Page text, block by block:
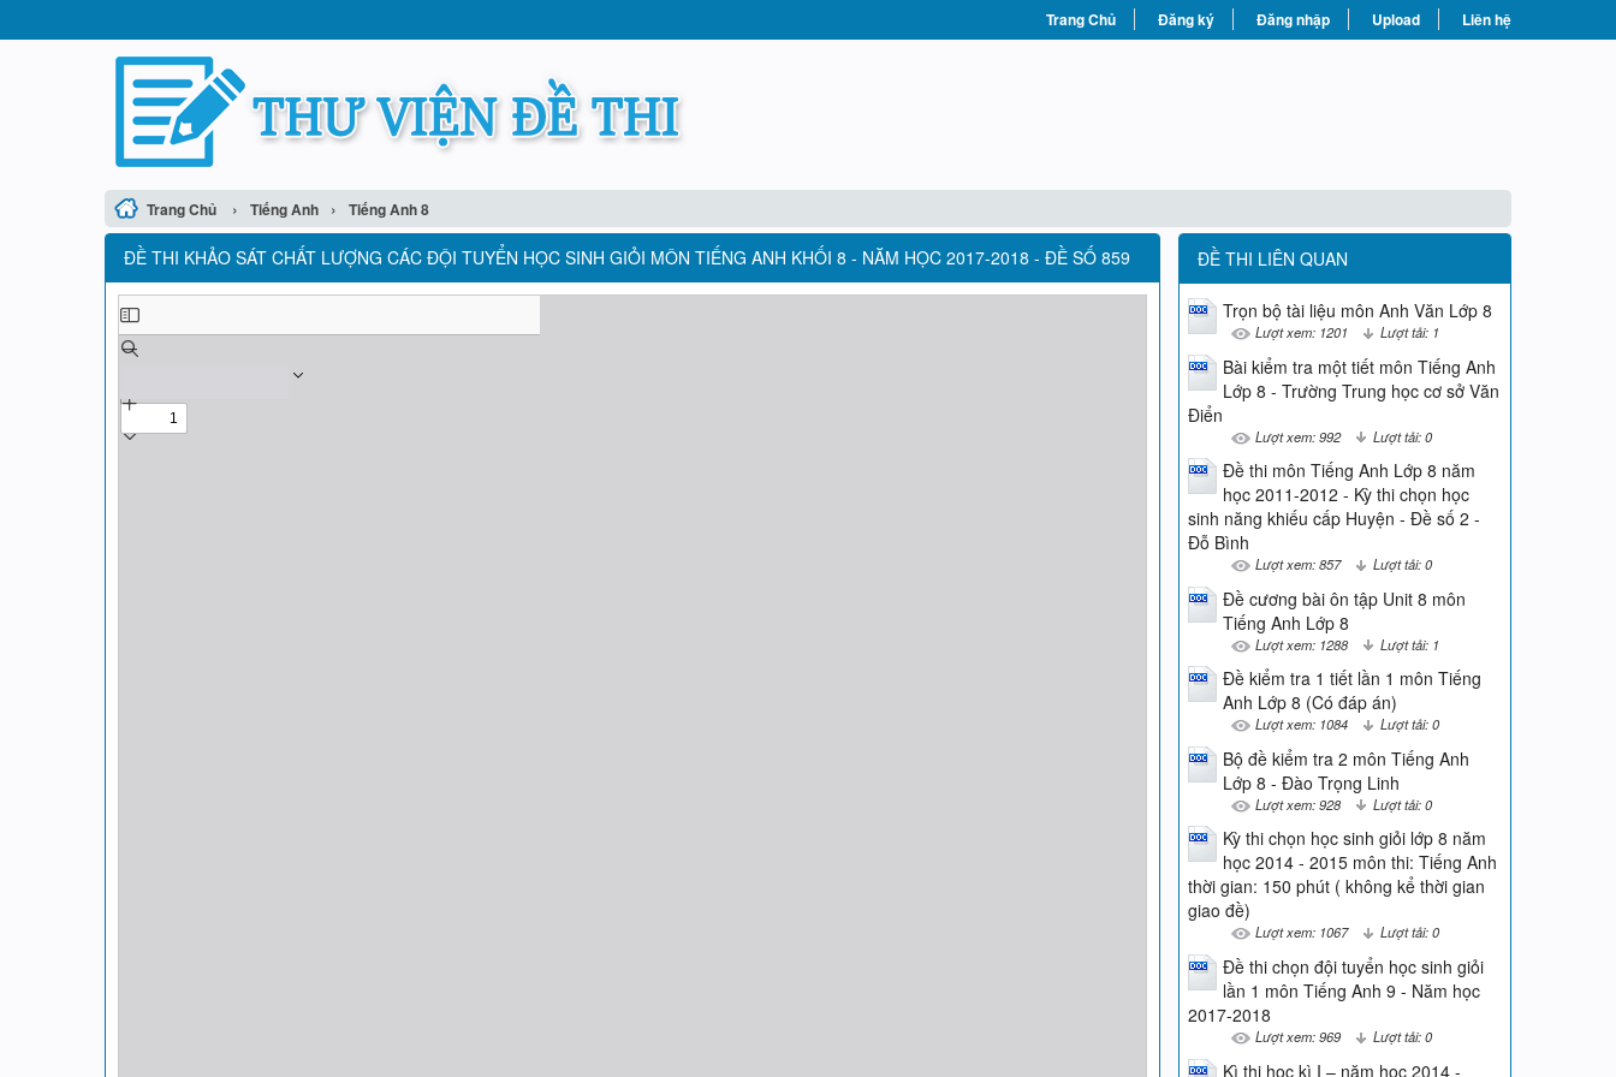
Trang Chủ Đăng ký Đăng nhập Upload Liên hệ
Trang Chủ › Tiếng Anh › Tiếng Anh 8
ĐỀ THI KHẢO SÁT CHẤT LƯỢNG CÁC ĐỘI TUYỂN HỌC SINH GIỎI MÔN TIẾNG ANH KHỐI 8 - NĂM HỌC 2017-2018 - ĐỀ SỐ 859 ĐỀ THI LIÊN QUAN
Trọn bộ tài liệu môn Anh Văn Lớp 8
Lượt xem: 1201 Lượt tải: 1
Bài kiểm tra một tiết môn Tiếng Anh
Lớp 8 - Trường Trung học cơ sở Văn
Điển
Lượt xem: 992 Lượt tải: 0
Đề thi môn Tiếng Anh Lớp 8 năm
học 2011-2012 - Kỳ thi chọn học
sinh năng khiếu cấp Huyện - Đề số 2 -
Đỗ Bình
Lượt xem: 857 Lượt tải: 0
Đề cương bài ôn tập Unit 8 môn
Tiếng Anh Lớp 8
Lượt xem: 1288 Lượt tải: 1
Đề kiểm tra 1 tiết lần 1 môn Tiếng
Anh Lớp 8 (Có đáp án)
Lượt xem: 1084 Lượt tải: 0
Bộ đề kiểm tra 2 môn Tiếng Anh
Lớp 8 - Đào Trọng Linh
Lượt xem: 928 Lượt tải: 0
Kỳ thi chọn học sinh giỏi lớp 8 năm
học 2014 - 2015 môn thi: Tiếng Anh
thời gian: 150 phút ( không kể thời gian
giao đề)
Lượt xem: 1067 Lượt tải: 0
Đề thi chọn đội tuyển học sinh giỏi
lần 1 môn Tiếng Anh 9 - Năm học
2017-2018
Lượt xem: 969 Lượt tải: 0
Kì thi học kì I – năm học 2014 -